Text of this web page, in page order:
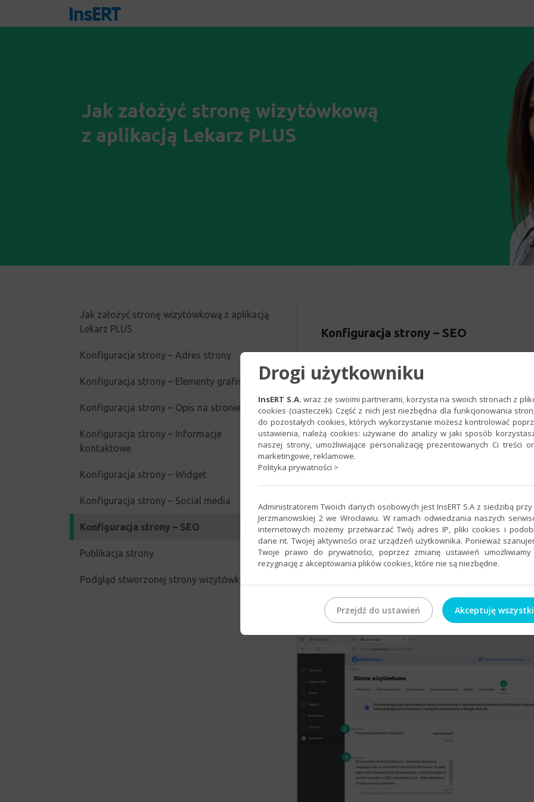
Jak założyć stronę wizytówkową
z aplikacją Lekarz PLUS
Jak założyć stronę wizytówkową z aplikacją
Lekarz PLUS
Konfiguracja strony – Adres strony
Konfiguracja strony – Elementy graficzne
Konfiguracja strony – Opis na stronie
Konfiguracja strony – Informacje
kontaktowe
Konfiguracja strony – Widget
Konfiguracja strony – Social media
Konfiguracja strony – SEO
Publikacja strony
Podgląd stworzonej strony wizytówkowej
Konfiguracja strony – SEO
. Z tego poziomu
Meta opisu, które informują Google oraz inne
właściwego pozycjonowania strony
dodanie odpowiednich tzw. meta tagów.
Wypełnij polaMeta tytułiMeta opis .​ Obie te
wyszukiwania w Google, Bing itp. W poluMeta
nazwę firmy, branżę oraz miejscowość. Nazwę
nazwą prowadzonej działalności. Branża i
automatycznie. W poluMeta opisnależy
(sformułowań) charakteryzujących prowadzoną
by internauci odnaleźli stronę w wyszukiwarce.
!!!Uwaga!!!
Meta tytułpozwala na wprowadzenie
natomiast maksymalnie250 znaków. W celu
Po wprowadzeniu niezbędnych zmian kliknij
Drogi użytkowniku
InsERT S.A. wraz ze swoimi partnerami, korzysta na swoich stronach z
cookies (ciasteczek). Część z nich jest niezbędna dla funkcjonowania
do pozostałych cookies, których wykorzystanie możesz kontrolować
ustawienia, należą cookies: używane do analizy w jaki sposób
naszej strony, umożliwiające personalizację prezentowanych Ci treści
marketingowe, reklamowe.
Polityka prywatności >
Administratorem Twoich danych osobowych jest InsERT S.A z siedzibą przy
Jerzmanowskiej 2 we Wrocławiu. W ramach odwiedzania naszych
internetowych możemy przetwarzać Twój adres IP, pliki cookies i
dane nt. Twojej aktywności oraz urządzeń użytkownika. Ponieważ
Twoje prawo do prywatności, poprzez zmianę ustawień umożliwiamy
rezygnację z akceptowania plików cookies, które nie są niezbędne.
Przejdź do ustawień Akceptuję